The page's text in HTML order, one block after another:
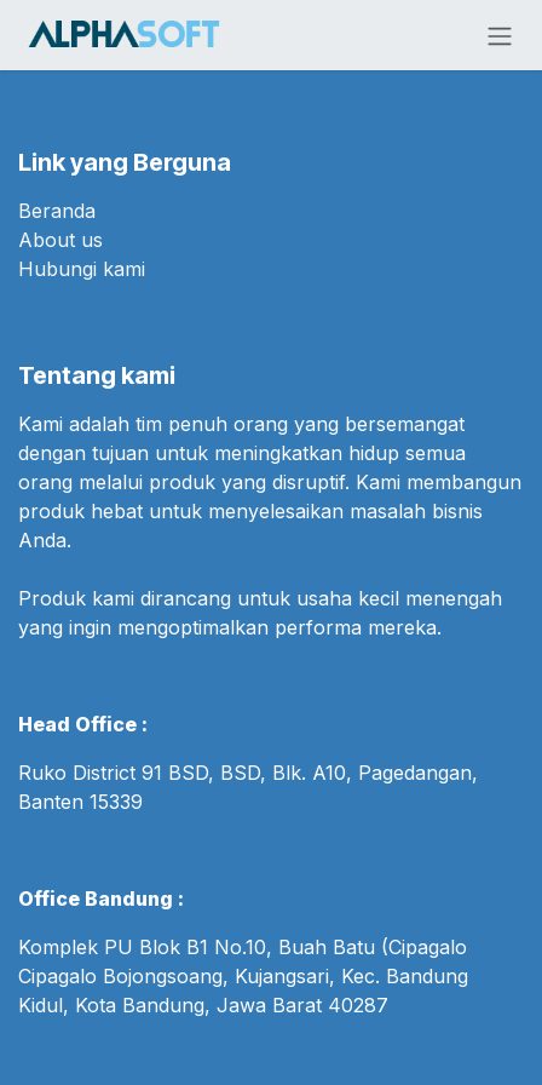
Link yang Berguna
Beranda
About us
Hubungi kami
Tentang kami
Kami adalah tim penuh orang yang bersemangat
dengan tujuan untuk meningkatkan hidup semua
orang melalui produk yang disruptif. Kami membangun
produk hebat untuk menyelesaikan masalah bisnis
Anda.
Produk kami dirancang untuk usaha kecil menengah
yang ingin mengoptimalkan performa mereka.
Head Office :
Ruko District 91 BSD, BSD, Blk. A10, Pagedangan,
Banten 15339
Office Bandung :
Komplek PU Blok B1 No.10, Buah Batu (Cipagalo
Cipagalo Bojongsoang, Kujangsari, Kec. Bandung
Kidul, Kota Bandung, Jawa Barat 40287